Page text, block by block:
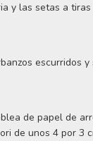
y las setas a
escurridos
de papel de
de unos 4 por 3